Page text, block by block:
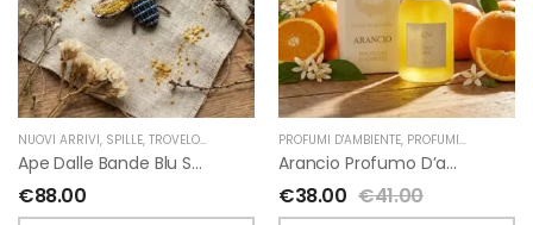
NUOVI ARRIVI, SPILLE, TROVELORE
Ape Dalle Bande Blu Spilla Decorata A Mano Di Trovelore
€88.00
PROFUMI D'AMBIENTE, PROFUMI D'AMBIENTE FIORIRA' UN GIARDINO
Arancio Profumo D’ambiente Di Fiorirà Un Giardino
€38.00 €41.00